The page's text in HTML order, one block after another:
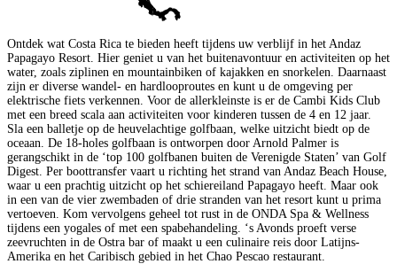
Ontdek wat Costa Rica te bieden heeft tijdens uw verblijf in het Andaz
Papagayo Resort. Hier geniet u van het buitenavontuur en activiteiten op het
water, zoals ziplinen en mountainbiken of kajakken en snorkelen. Daarnaast
zijn er diverse wandel- en hardlooproutes en kunt u de omgeving per
elektrische fiets verkennen. Voor de allerkleinste is er de Cambi Kids Club
met een breed scala aan activiteiten voor kinderen tussen de 4 en 12 jaar.
Sla een balletje op de heuvelachtige golfbaan, welke uitzicht biedt op de
oceaan. De 18-holes golfbaan is ontworpen door Arnold Palmer is
gerangschikt in de ‘top 100 golfbanen buiten de Verenigde Staten’ van Golf
Digest. Per boottransfer vaart u richting het strand van Andaz Beach House,
waar u een prachtig uitzicht op het schiereiland Papagayo heeft. Maar ook
in een van de vier zwembaden of drie stranden van het resort kunt u prima
vertoeven. Kom vervolgens geheel tot rust in de ONDA Spa & Wellness
tijdens een yogales of met een spabehandeling. ‘s Avonds proeft verse
zeevruchten in de Ostra bar of maakt u een culinaire reis door Latijns-
Amerika en het Caribisch gebied in het Chao Pescao restaurant.